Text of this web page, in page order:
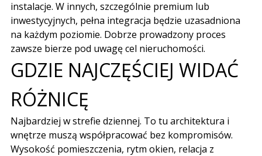
instalacje. W innych, szczególnie premium lub
inwestycyjnych, pełna integracja będzie uzasadniona
na każdym poziomie. Dobrze prowadzony proces
zawsze bierze pod uwagę cel nieruchomości.
GDZIE NAJCZĘŚCIEJ WIDAĆ
RÓŻNICĘ
Najbardziej w strefie dziennej. To tu architektura i
wnętrze muszą współpracować bez kompromisów.
Wysokość pomieszczenia, rytm okien, relacja z